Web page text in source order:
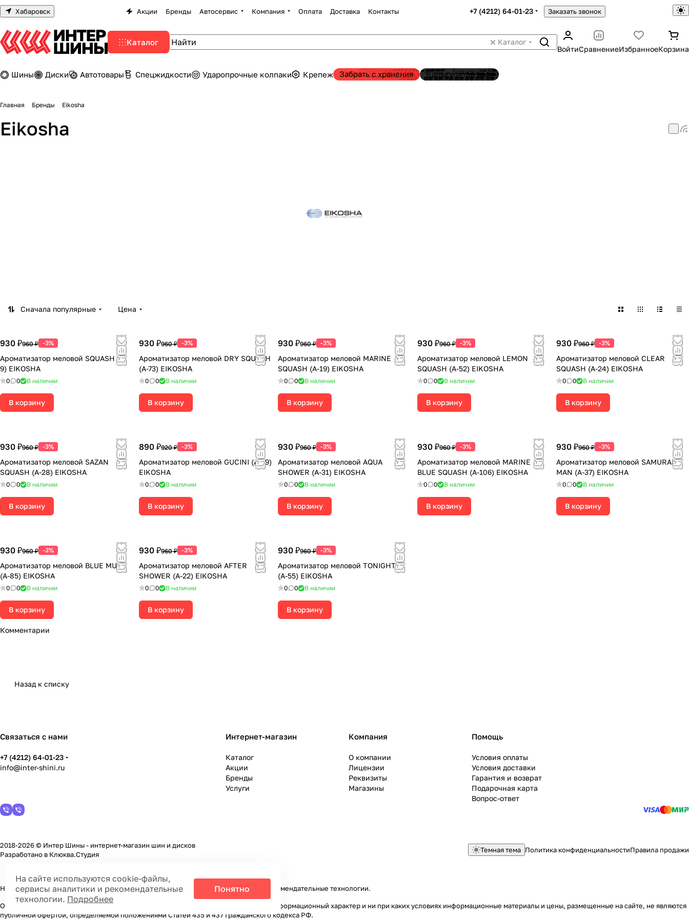
Хабаровск Акции Бренды Автосервис Компания Оплата Доставка Контакты +7 (4212) 64-01-23 Заказать звонок
Каталог
Каталог
ВойтиСравнениеИзбранноеКорзина
Шины Диски Автотовары Спецжидкости Ударопрочные колпаки Крепеж Забрать с хранения Калькулятор шин
Главная Бренды Eikosha
Eikosha
Сначала популярные Цена
930 ₽960 ₽ -3%
Ароматизатор меловой SQUASH (A-
9) EIKOSHA
0 0 В наличии
В корзину
930 ₽960 ₽ -3%
Ароматизатор меловой DRY SQUASH
(А-73) EIKOSHA
0 0 В наличии
В корзину
930 ₽960 ₽ -3%
Ароматизатор меловой MARINE
SQUASH (A-19) EIKOSHA
0 0 В наличии
В корзину
930 ₽960 ₽ -3%
Ароматизатор меловой LEMON
SQUASH (A-52) EIKOSHA
0 0 В наличии
В корзину
930 ₽960 ₽ -3%
Ароматизатор меловой CLEAR
SQUASH (А-24) EIKOSHA
0 0 В наличии
В корзину
930 ₽960 ₽ -3%
Ароматизатор меловой SAZAN
SQUASH (А-28) EIKOSHA
0 0 В наличии
В корзину
890 ₽920 ₽ -3%
Ароматизатор меловой GUCINI (А-69)
EIKOSHA
0 0 В наличии
В корзину
930 ₽960 ₽ -3%
Ароматизатор меловой AQUA
SHOWER (А-31) EIKOSHA
0 0 В наличии
В корзину
930 ₽960 ₽ -3%
Ароматизатор меловой MARINE
BLUE SQUASH (A-106) EIKOSHA
0 0 В наличии
В корзину
930 ₽960 ₽ -3%
Ароматизатор меловой SAMURAI
MAN (А-37) EIKOSHA
0 0 В наличии
В корзину
930 ₽960 ₽ -3%
Ароматизатор меловой BLUE MUSK
(A-85) EIKOSHA
0 0 В наличии
В корзину
930 ₽960 ₽ -3%
Ароматизатор меловой AFTER
SHOWER (A-22) EIKOSHA
0 0 В наличии
В корзину
930 ₽960 ₽ -3%
Ароматизатор меловой TONIGHT
(А-55) EIKOSHA
0 0 В наличии
В корзину
Комментарии
Назад к списку
Связаться с нами
+7 (4212) 64-01-23
info@inter-shini.ru
Интернет-магазин
Каталог
Акции
Бренды
Услуги
Компания
О компании
Лицензии
Реквизиты
Магазины
Помощь
Условия оплаты
Условия доставки
Гарантия и возврат
Подарочная карта
Вопрос-ответ
2018-2026 © Интер Шины - интернет-магазин шин и дисков
Разработано в Клюква.Студия
Темная тема Политика конфиденциальностиПравила продажи
На информационном ресурсе применяютсяcookie-файлы, сервисы аналитики и рекомендательные технологии.
Обращаем Ваше внимание на то, что данный интернет-сайт носит исключительно информационный характер и ни при каких условиях информационные материалы и цены, размещенные на сайте, не являются
публичной офертой, определяемой положениями Статей 435 и 437 Гражданского кодекса РФ.
На сайте используются cookie-файлы,
сервисы аналитики и рекомендательные
технологии. Подробнее
Понятно